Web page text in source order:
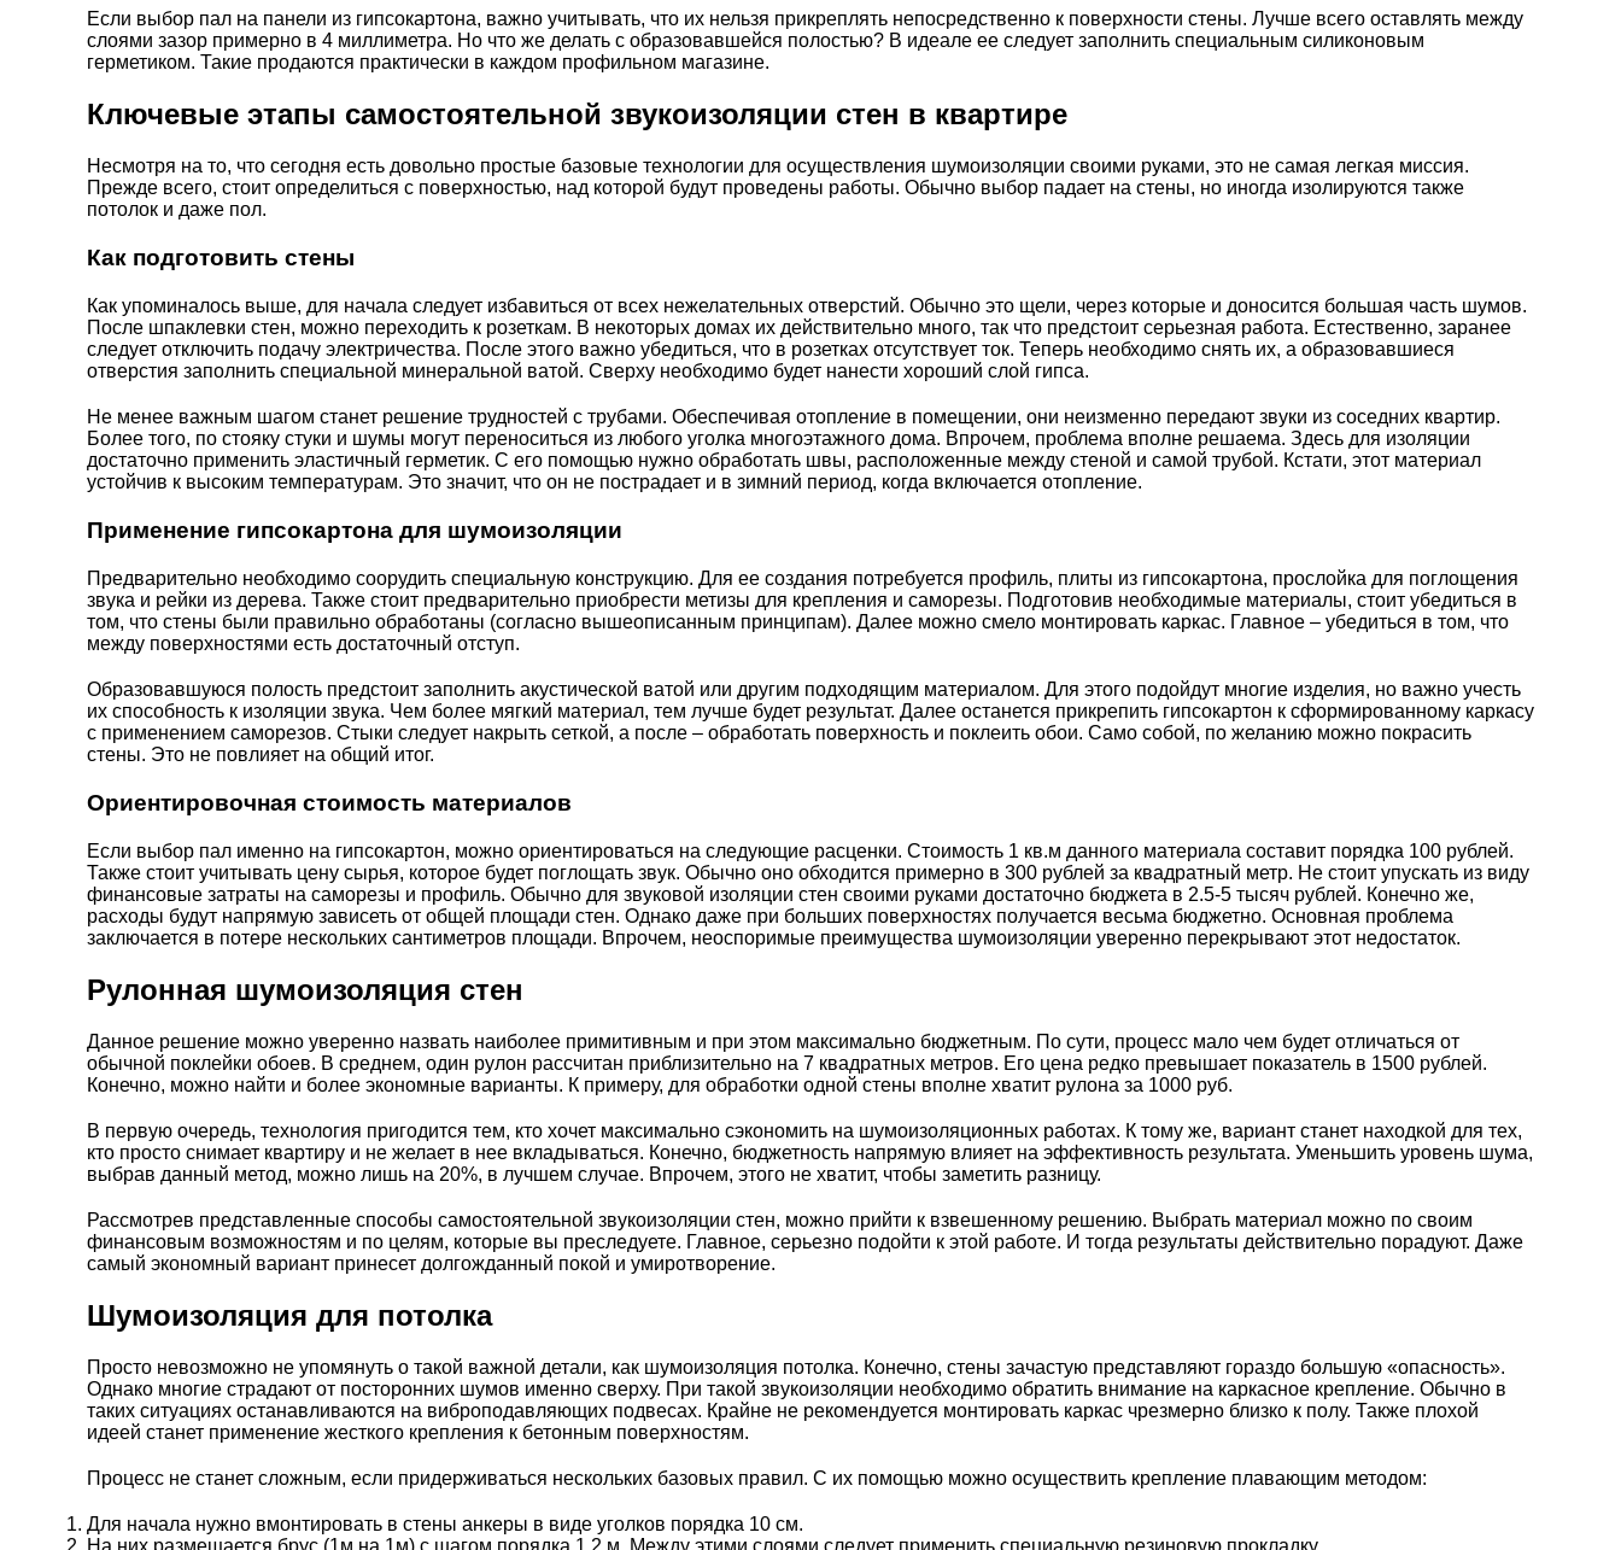
Если выбор пал на панели из гипсокартона, важно учитывать, что их нельзя прикреплять непосредственно к поверхности стены. Лучше всего оставлять между
слоями зазор примерно в 4 миллиметра. Но что же делать с образовавшейся полостью? В идеале ее следует заполнить специальным силиконовым
герметиком. Такие продаются практически в каждом профильном магазине.
Ключевые этапы самостоятельной звукоизоляции стен в квартире
Несмотря на то, что сегодня есть довольно простые базовые технологии для осуществления шумоизоляции своими руками, это не самая легкая миссия.
Прежде всего, стоит определиться с поверхностью, над которой будут проведены работы. Обычно выбор падает на стены, но иногда изолируются также
потолок и даже пол.
Как подготовить стены
Как упоминалось выше, для начала следует избавиться от всех нежелательных отверстий. Обычно это щели, через которые и доносится большая часть шумов.
После шпаклевки стен, можно переходить к розеткам. В некоторых домах их действительно много, так что предстоит серьезная работа. Естественно, заранее
следует отключить подачу электричества. После этого важно убедиться, что в розетках отсутствует ток. Теперь необходимо снять их, а образовавшиеся
отверстия заполнить специальной минеральной ватой. Сверху необходимо будет нанести хороший слой гипса.
Не менее важным шагом станет решение трудностей с трубами. Обеспечивая отопление в помещении, они неизменно передают звуки из соседних квартир.
Более того, по стояку стуки и шумы могут переноситься из любого уголка многоэтажного дома. Впрочем, проблема вполне решаема. Здесь для изоляции
достаточно применить эластичный герметик. С его помощью нужно обработать швы, расположенные между стеной и самой трубой. Кстати, этот материал
устойчив к высоким температурам. Это значит, что он не пострадает и в зимний период, когда включается отопление.
Применение гипсокартона для шумоизоляции
Предварительно необходимо соорудить специальную конструкцию. Для ее создания потребуется профиль, плиты из гипсокартона, прослойка для поглощения
звука и рейки из дерева. Также стоит предварительно приобрести метизы для крепления и саморезы. Подготовив необходимые материалы, стоит убедиться в
том, что стены были правильно обработаны (согласно вышеописанным принципам). Далее можно смело монтировать каркас. Главное – убедиться в том, что
между поверхностями есть достаточный отступ.
Образовавшуюся полость предстоит заполнить акустической ватой или другим подходящим материалом. Для этого подойдут многие изделия, но важно учесть
их способность к изоляции звука. Чем более мягкий материал, тем лучше будет результат. Далее останется прикрепить гипсокартон к сформированному каркасу
с применением саморезов. Стыки следует накрыть сеткой, а после – обработать поверхность и поклеить обои. Само собой, по желанию можно покрасить
стены. Это не повлияет на общий итог.
Ориентировочная стоимость материалов
Если выбор пал именно на гипсокартон, можно ориентироваться на следующие расценки. Стоимость 1 кв.м данного материала составит порядка 100 рублей.
Также стоит учитывать цену сырья, которое будет поглощать звук. Обычно оно обходится примерно в 300 рублей за квадратный метр. Не стоит упускать из виду
финансовые затраты на саморезы и профиль. Обычно для звуковой изоляции стен своими руками достаточно бюджета в 2.5-5 тысяч рублей. Конечно же,
расходы будут напрямую зависеть от общей площади стен. Однако даже при больших поверхностях получается весьма бюджетно. Основная проблема
заключается в потере нескольких сантиметров площади. Впрочем, неоспоримые преимущества шумоизоляции уверенно перекрывают этот недостаток.
Рулонная шумоизоляция стен
Данное решение можно уверенно назвать наиболее примитивным и при этом максимально бюджетным. По сути, процесс мало чем будет отличаться от
обычной поклейки обоев. В среднем, один рулон рассчитан приблизительно на 7 квадратных метров. Его цена редко превышает показатель в 1500 рублей.
Конечно, можно найти и более экономные варианты. К примеру, для обработки одной стены вполне хватит рулона за 1000 руб.
В первую очередь, технология пригодится тем, кто хочет максимально сэкономить на шумоизоляционных работах. К тому же, вариант станет находкой для тех,
кто просто снимает квартиру и не желает в нее вкладываться. Конечно, бюджетность напрямую влияет на эффективность результата. Уменьшить уровень шума,
выбрав данный метод, можно лишь на 20%, в лучшем случае. Впрочем, этого не хватит, чтобы заметить разницу.
Рассмотрев представленные способы самостоятельной звукоизоляции стен, можно прийти к взвешенному решению. Выбрать материал можно по своим
финансовым возможностям и по целям, которые вы преследуете. Главное, серьезно подойти к этой работе. И тогда результаты действительно порадуют. Даже
самый экономный вариант принесет долгожданный покой и умиротворение.
Шумоизоляция для потолка
Просто невозможно не упомянуть о такой важной детали, как шумоизоляция потолка. Конечно, стены зачастую представляют гораздо большую «опасность».
Однако многие страдают от посторонних шумов именно сверху. При такой звукоизоляции необходимо обратить внимание на каркасное крепление. Обычно в
таких ситуациях останавливаются на виброподавляющих подвесах. Крайне не рекомендуется монтировать каркас чрезмерно близко к полу. Также плохой
идеей станет применение жесткого крепления к бетонным поверхностям.
Процесс не станет сложным, если придерживаться нескольких базовых правил. С их помощью можно осуществить крепление плавающим методом:
Для начала нужно вмонтировать в стены анкеры в виде уголков порядка 10 см.
На них размещается брус (1м на 1м) с шагом порядка 1.2 м. Между этими слоями следует применить специальную резиновую прокладку.